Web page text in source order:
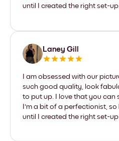
until I created the right set-up
Laney Gill
I am obsessed with our
such good quality, look
to put up. I love that you can
I'm a bit of a perfectionist,
until I created the right set-up